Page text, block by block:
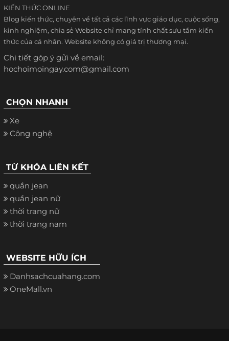
KIẾN THỨC ONLINE
Blog kiến thức, chuyên về tất cả các lĩnh vực giáo dục, cuộc sống,
kinh nghiệm, chia sẻ Website chỉ mang tính chất sưu tầm kiến
thức của cá nhân. Website không có giá trị thương mại.
Chi tiết góp ý gửi về email:
hochoimoingay.com@gmail.com
CHỌN NHANH
Xe
Công nghệ
TỪ KHÓA LIÊN KẾT
quần jean
quần jean nữ
thời trang nữ
thời trang nam
WEBSITE HỮU ÍCH
Danhsachcuahang.com
OneMall.vn